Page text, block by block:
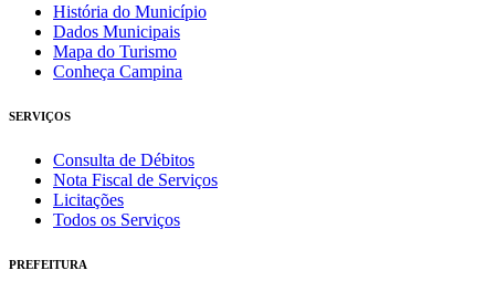
História do Município
Dados Municipais
Mapa do Turismo
Conheça Campina
SERVIÇOS
Consulta de Débitos
Nota Fiscal de Serviços
Licitações
Todos os Serviços
PREFEITURA